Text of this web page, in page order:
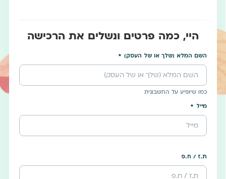
היי, כמה פרטים ונשלים את הרכישה
השם המלא (שלך או של העסק)
כמו שיופיע על החשבונית
מייל
ת.ז / ח.פ